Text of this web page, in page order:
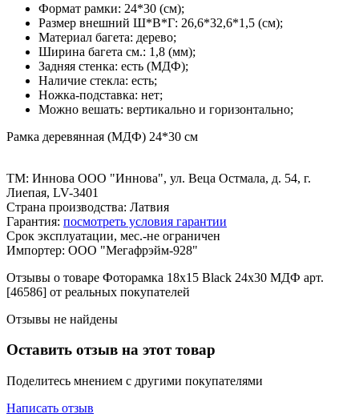
Формат рамки: 24*30 (см);
Размер внешний Ш*В*Г: 26,6*32,6*1,5 (см);
Материал багета: дерево;
Ширина багета см.: 1,8 (мм);
Задняя стенка: есть (МДФ);
Наличие стекла: есть;
Ножка-подставка: нет;
Можно вешать: вертикально и горизонтально;
Рамка деревянная (МДФ) 24*30 см
ТМ: Иннова ООО "Иннова", ул. Веца Остмала, д. 54, г.
Лиепая, LV-3401
Страна производства: Латвия
Гарантия: посмотреть условия гарантии
Срок эксплуатации, мес.-не ограничен
Импортер: ООО "Мегафрэйм-928"
Отзывы о товаре Фоторамка 18x15 Black 24x30 МДФ арт.
[46586] от реальных покупателей
Отзывы не найдены
Оставить отзыв на этот товар
Поделитесь мнением с другими покупателями
Написать отзыв